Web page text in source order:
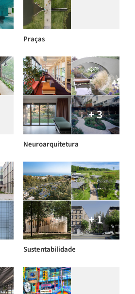
Praças
+ 3
Neuroarquitetura
+ 1
Sustentabilidade